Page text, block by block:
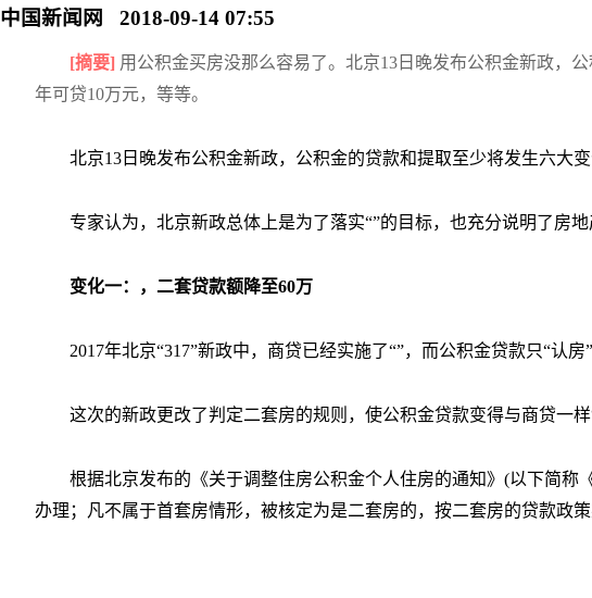
中国新闻网 2018-09-14 07:55
[摘要] 用公积金买房没那么容易了。北京13日晚发布公积金新政，
年可贷10万元，等等。
北京13日晚发布公积金新政，公积金的贷款和提取至少将发生六大
专家认为，北京新政总体上是为了落实“”的目标，也充分说明了房地
变化一：，二套贷款额降至60万
2017年北京“317”新政中，商贷已经实施了“”，而公积金贷款只“认
这次的新政更改了判定二套房的规则，使公积金贷款变得与商贷一样
根据北京发布的《关于调整住房公积金个人住房的通知》(以下简
办理；凡不属于首套房情形，被核定为是二套房的，按二套房的贷款政